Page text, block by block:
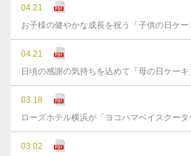
04.21
お子様の健やかな成長を祝う「子供の日ケー
04.21
日頃の感謝の気持ちを込めて「母の日ケーキ
03.18
ローズホテル横浜が「ヨコハマベイスクー
03.02